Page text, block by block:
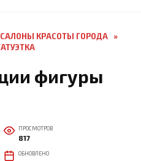
САЛОНЫ КРАСОТЫ ГОРОДА
»
фигуры
ПРОСМОТРОВ
817
ОБНОВЛЕНО